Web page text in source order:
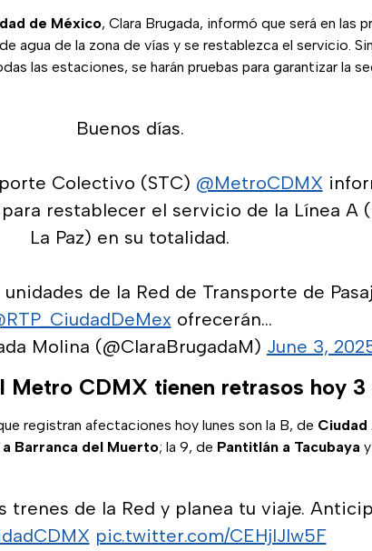
de México, Clara Brugada, informó que será en las
agua de la zona de vías y se restablezca el servicio.
las estaciones, se harán pruebas para garantizar la
Buenos días.
Colectivo (STC) @MetroCDMX
restablecer el servicio de la Línea A
La Paz) en su totalidad.
de la Red de Transporte de
ofrecerán…
Molina (@ClaraBrugadaM) June 3,
Metro CDMX tienen retrasos hoy 3
registran afectaciones hoy lunes son la B, de Ciudad
a Barranca del Muerto; la 9, de Pantitlán a Tacubaya
trenes de la Red y planea tu viaje.
pic.twitter.com/CEHjlJlw5F